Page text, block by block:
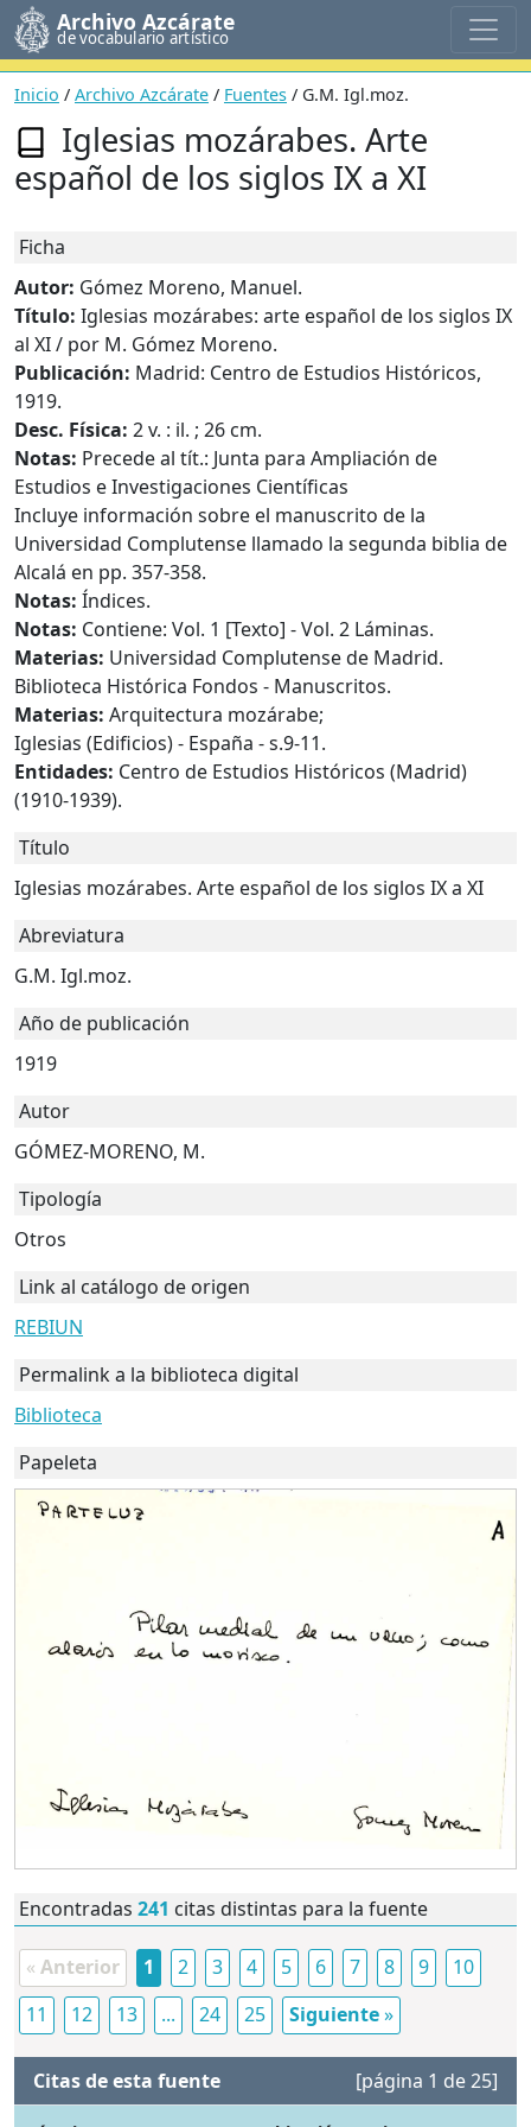
Archivo Azcárate
de vocabulario artístico
Inicio / Archivo Azcárate / Fuentes / G.M. Igl.moz.
Iglesias mozárabes. Arte
español de los siglos IX a XI
Ficha
Autor: Gómez Moreno, Manuel.
Título: Iglesias mozárabes: arte español de los siglos IX
al XI / por M. Gómez Moreno.
Publicación: Madrid: Centro de Estudios Históricos,
1919.
Desc. Física: 2 v. : il. ; 26 cm.
Notas: Precede al tít.: Junta para Ampliación de
Estudios e Investigaciones Científicas
Incluye información sobre el manuscrito de la
Universidad Complutense llamado la segunda biblia de
Alcalá en pp. 357-358.
Notas: Índices.
Notas: Contiene: Vol. 1 [Texto] - Vol. 2 Láminas.
Materias: Universidad Complutense de Madrid.
Biblioteca Histórica Fondos - Manuscritos.
Materias: Arquitectura mozárabe;
Iglesias (Edificios) - España - s.9-11.
Entidades: Centro de Estudios Históricos (Madrid)
(1910-1939).
Título
Iglesias mozárabes. Arte español de los siglos IX a XI
Abreviatura
G.M. Igl.moz.
Año de publicación
1919
Autor
GÓMEZ-MORENO, M.
Tipología
Otros
Link al catálogo de origen
REBIUN
Permalink a la biblioteca digital
Biblioteca
Papeleta
Encontradas 241 citas distintas para la fuente
« Anterior 1 2 3 4 5 6 7 8 9
10
11
12 13 ... 24 25 Siguiente»
Citas de esta fuente [página 1 de 25]